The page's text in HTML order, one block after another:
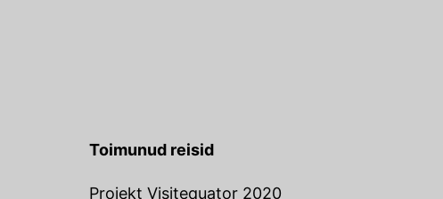
Toimunud reisid
Projekt Visitequator 2020